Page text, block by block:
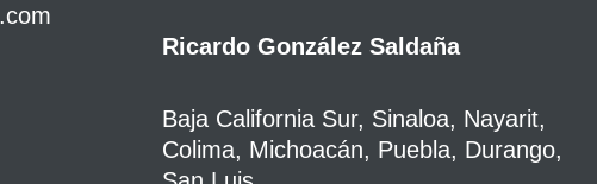
Ricardo González Saldaña
Baja California Sur, Sinaloa, Nayarit,
Colima, Michoacán, Puebla, Durango,